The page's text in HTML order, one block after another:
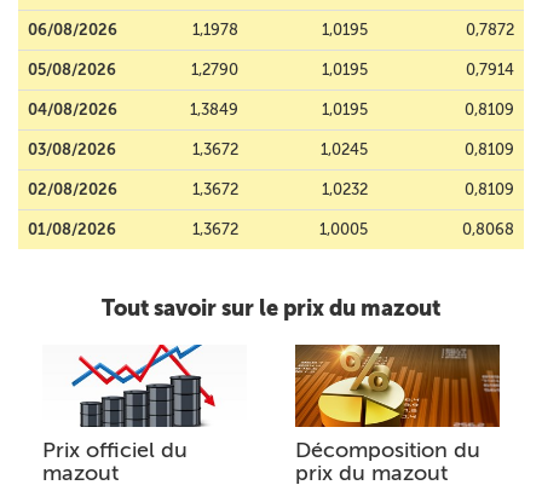
06/08/2026 1,1978 1,0195 0,7872
05/08/2026 1,2790 1,0195 0,7914
04/08/2026 1,3849 1,0195 0,8109
03/08/2026 1,3672 1,0245 0,8109
02/08/2026 1,3672 1,0232 0,8109
01/08/2026 1,3672 1,0005 0,8068
Tout savoir sur le prix du mazout
Prix officiel du
mazout
Décomposition du
prix du mazout